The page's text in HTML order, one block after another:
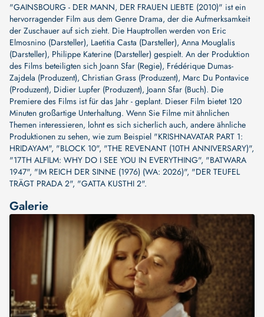
"GAINSBOURG - DER MANN, DER FRAUEN LIEBTE (2010)" ist ein
hervorragender Film aus dem Genre Drama, der die Aufmerksamkeit
der Zuschauer auf sich zieht. Die Hauptrollen werden von Eric
Elmosnino (Darsteller), Laetitia Casta (Darsteller), Anna Mouglalis
(Darsteller), Philippe Katerine (Darsteller) gespielt. An der Produktion
des Films beteiligten sich Joann Sfar (Regie), Frédérique Dumas-
Zajdela (Produzent), Christian Grass (Produzent), Marc Du Pontavice
(Produzent), Didier Lupfer (Produzent), Joann Sfar (Buch). Die
Premiere des Films ist für das Jahr - geplant. Dieser Film bietet 120
Minuten großartige Unterhaltung. Wenn Sie Filme mit ähnlichen
Themen interessieren, lohnt es sich sicherlich auch, andere ähnliche
Produktionen zu sehen, wie zum Beispiel "KRISHNAVATAR PART 1:
HRIDAYAM", "BLOCK 10", "THE REVENANT (10TH ANNIVERSARY)",
"17TH ALFILM: WHY DO I SEE YOU IN EVERYTHING", "BATWARA
1947", "IM REICH DER SINNE (1976) (WA: 2026)", "DER TEUFEL
TRÄGT PRADA 2", "GATTA KUSTHI 2".
Galerie